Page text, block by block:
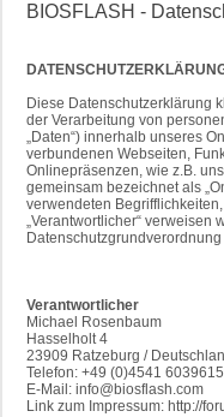
BIOSFLASH -
Diese Datenschutzerklärung
der Verarbeitung von
„Daten“) innerhalb unseres
verbundenen Webseiten,
Onlinepräsenzen, wie z.B.
gemeinsam bezeichnet als
verwendeten
„Verantwortlicher“ verweisen
Datenschutzgrundverordnung
Verantwortlicher
Michael Rosenbaum
Hasselholt 4
23909 Ratzeburg /
Telefon: +49 (0)4541 6039615
E-Mail: info@biosflash.com
Link zum Impressum: http://